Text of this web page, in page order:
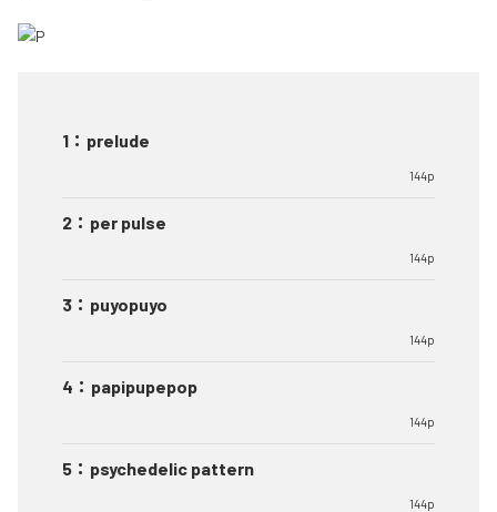
1 ： prelude
144p
2 ： per pulse
144p
3 ： puyopuyo
144p
4 ： papipupepop
144p
5 ： psychedelic pattern
144p